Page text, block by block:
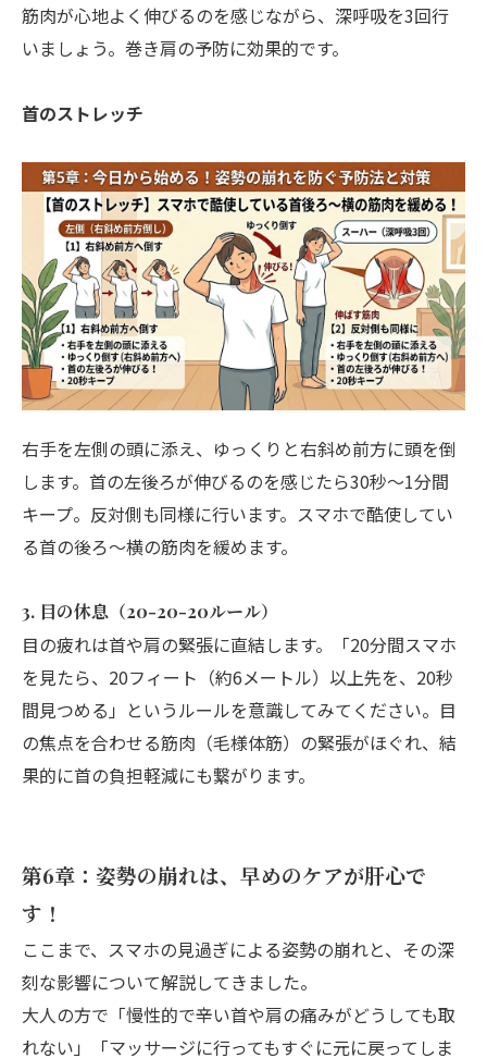
筋肉が心地よく伸びるのを感じながら、深呼吸を3回行
いましょう。巻き肩の予防に効果的です。
首のストレッチ
右手を左側の頭に添え、ゆっくりと右斜め前方に頭を倒
します。首の左後ろが伸びるのを感じたら30秒～1分間
キープ。反対側も同様に行います。スマホで酷使してい
る首の後ろ〜横の筋肉を緩めます。
3. 目の休息（20-20-20ルール）
目の疲れは首や肩の緊張に直結します。「20分間スマホ
を見たら、20フィート（約6メートル）以上先を、20秒
間見つめる」というルールを意識してみてください。目
の焦点を合わせる筋肉（毛様体筋）の緊張がほぐれ、結
果的に首の負担軽減にも繋がります。
第6章：姿勢の崩れは、早めのケアが肝心で
す！
ここまで、スマホの見過ぎによる姿勢の崩れと、その深
刻な影響について解説してきました。
大人の方で「慢性的で辛い首や肩の痛みがどうしても取
れない」「マッサージに行ってもすぐに元に戻ってしま